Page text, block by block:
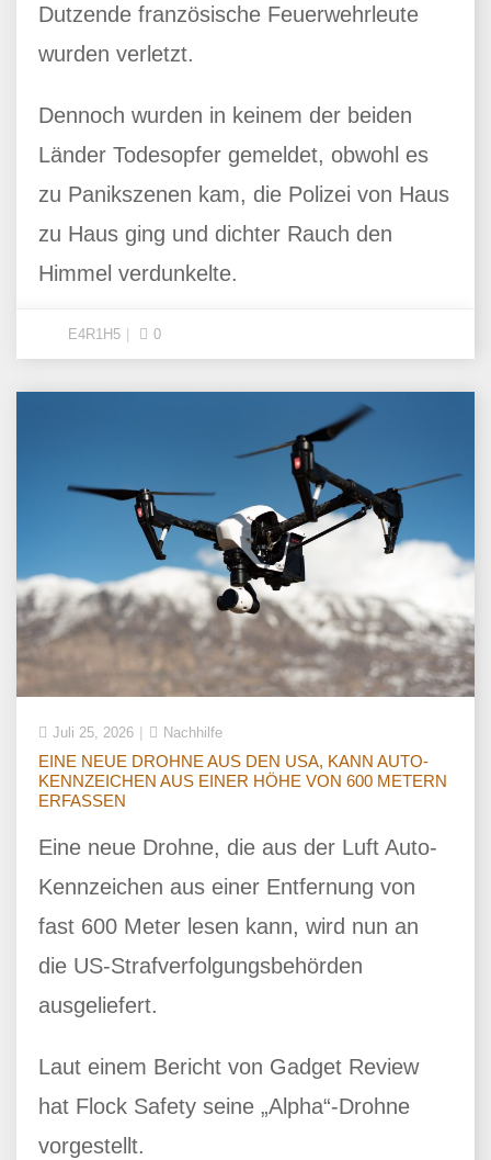
Dutzende französische Feuerwehrleute
wurden verletzt.
Dennoch wurden in keinem der beiden
Länder Todesopfer gemeldet, obwohl es
zu Panikszenen kam, die Polizei von Haus
zu Haus ging und dichter Rauch den
Himmel verdunkelte.
E4R1H5 0
Juli 25, 2026 Nachhilfe
EINE NEUE DROHNE AUS DEN USA, KANN AUTO-
KENNZEICHEN AUS EINER HÖHE VON 600 METERN
ERFASSEN
Eine neue Drohne, die aus der Luft Auto-
Kennzeichen aus einer Entfernung von
fast 600 Meter lesen kann, wird nun an
die US-Strafverfolgungsbehörden
ausgeliefert.
Laut einem Bericht von Gadget Review
hat Flock Safety seine „Alpha“-Drohne
vorgestellt.